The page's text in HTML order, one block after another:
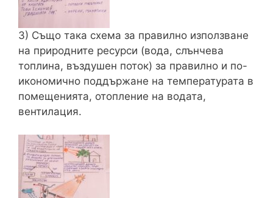
3) Също така схема за правилно използване
на природните ресурси (вода, слънчева
топлина, въздушен поток) за правилно и по-
икономично поддържане на температурата в
помещенията, отопление на водата,
вентилация.